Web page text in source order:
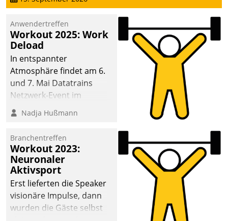
Anwendertreffen
Workout 2025: Work
Deload
In entspannter
Atmosphäre findet am 6.
und 7. Mai Datatrains
Netzwerk-Event im
Kunden- und Partnerkreis
statt. Zentrale Frage: Wie
Mammutprojekte
meistern und Workloads
wuppen – bei zunehmend
anspruchsvollen
Aufgaben und
abnehmendem
Nadja Hußmann
Branchentreffen
Workout 2023:
Neuronaler
Aktivsport
Erst lieferten die Speaker
visionäre Impulse, dann
wurden die Gäste selbst